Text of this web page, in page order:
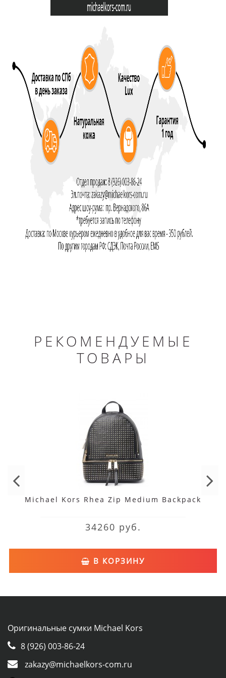
РЕКОМЕНДУЕМЫЕ
ТОВАРЫ
Michael Kors Rhea Zip Medium Backpack
34260 руб.
В КОРЗИНУ
Оригинальные сумки Michael Kors
8 (926) 003-86-24
zakazy@michaelkors-com.ru